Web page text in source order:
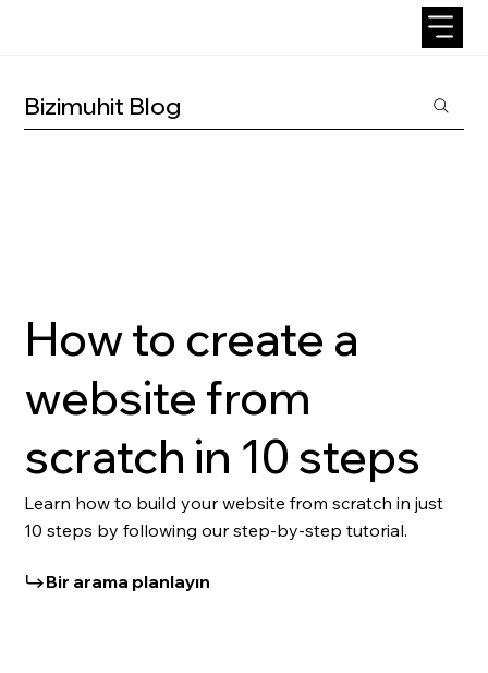
How to create a
website from
scratch in 10 steps
Learn how to build your website from scratch in just
10 steps by following our step-by-step tutorial.
Bir arama planlayın
Bizimuhit Blog